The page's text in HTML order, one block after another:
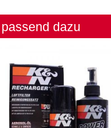
passend dazu